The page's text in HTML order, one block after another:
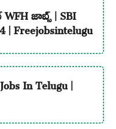
జాబ్స్ | SBI
Freejobsintelugu
In Telugu |